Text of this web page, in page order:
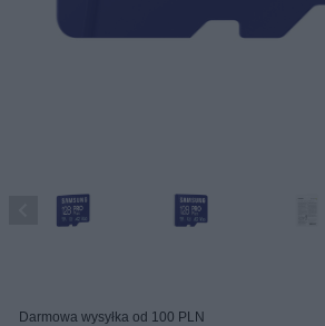
Darmowa wysyłka od 100 PLN